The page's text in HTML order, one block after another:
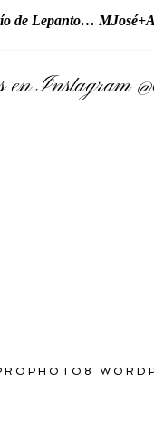
de Lepanto…
en Instagram